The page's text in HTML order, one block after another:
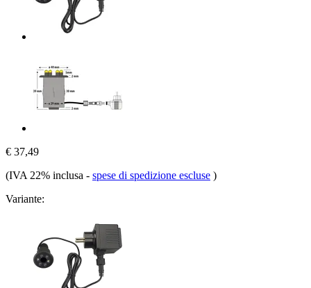
€ 37,49
(IVA 22% inclusa - spese di spedizione escluse )
Variante: